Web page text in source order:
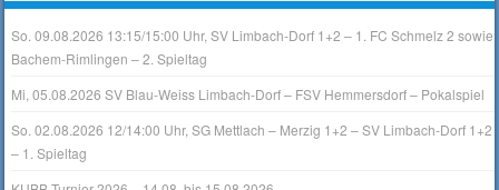
So. 09.08.2026 13:15/15:00 Uhr, SV Limbach-Dorf 1+2 – 1. FC Schmelz 2 sowie
Bachem-Rimlingen – 2. Spieltag
Mi, 05.08.2026 SV Blau-Weiss Limbach-Dorf – FSV Hemmersdorf – Pokalspiel
So. 02.08.2026 12/14:00 Uhr, SG Mettlach – Merzig 1+2 – SV Limbach-Dorf 1+2
– 1. Spieltag